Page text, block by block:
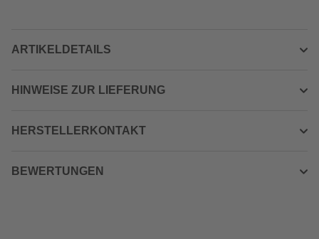
ARTIKELDETAILS
HINWEISE ZUR LIEFERUNG
HERSTELLERKONTAKT
BEWERTUNGEN